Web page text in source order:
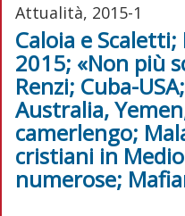
Attualità, 2015-1
Caloia e
2015; «Non più
Renzi; Cuba-
Australia,
camerlengo;
cristiani in
numerose;